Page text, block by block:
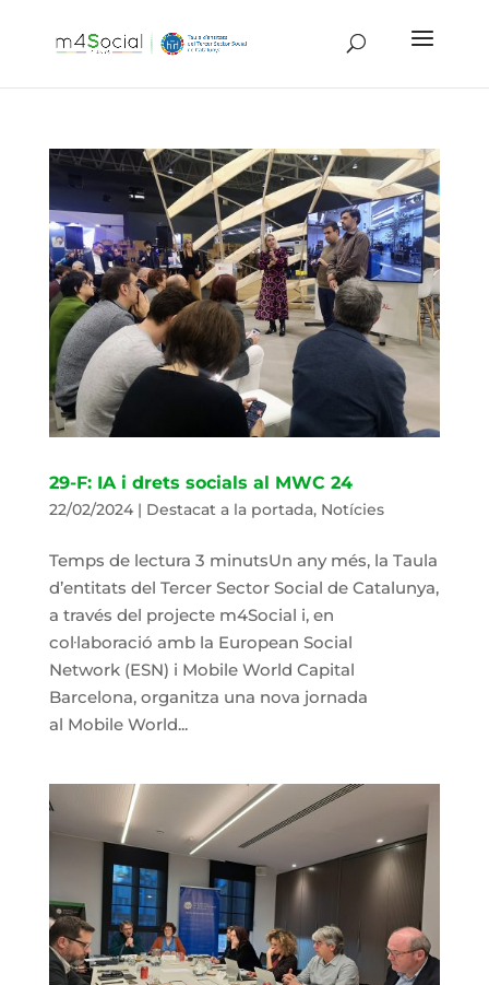
29-F: IA i drets socials al MWC 24
22/02/2024| Destacat a la portada, Notícies
Temps de lectura 3 minutsUn any més, la Taula
d’entitats del Tercer Sector Social de Catalunya,
a través del projecte m4Social i, en
col·laboració amb la European Social
Network (ESN) i Mobile World Capital
Barcelona, organitza una nova jornada
al Mobile World...